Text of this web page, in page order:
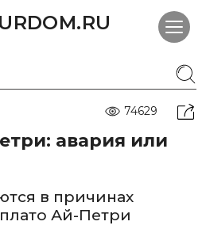
74629
авария или
в причинах
Ай-Петри